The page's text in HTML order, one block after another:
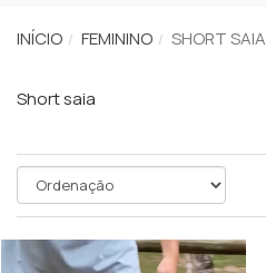
INÍCIO FEMININO SHORT SAIA
Short saia